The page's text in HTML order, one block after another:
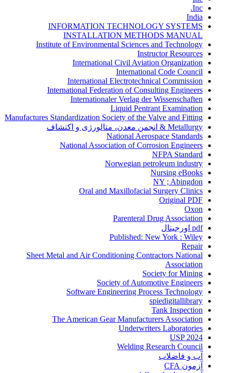
Inc.
India
INFORMATION TECHNOLOGY SYSTEMS
INSTALLATION METHODS MANUAL
Institute of Environmental Sciences and Technology
Instructor Resources
International Civil Aviation Organization
International Code Council
International Electrotechnical Commission
International Federation of Consulting Engineers
Internationaler Verlag der Wissenschaften
Liquid Pentrant Examination
Manufactures Standardization Society of the Valve and Fitting
Metallurgy & انجمن معدن، متالورژی و اکتشاف
National Aerospace Standards
National Association of Corrosion Engineers
NFPA Standard
Norwegian petroleum industry
Nursing eBooks
NY ; Abingdon
Oral and Maxillofacial Surgery Clinics
Original PDF
Oxon
Parenteral Drug Association
pdf اورجینال
Published: New York : Wiley
Repair
Sheet Metal and Air Conditioning Contractors National
Association
Society for Mining
Society of Automotive Engineers
Software Engineering Process Technology
spiedigitallibrary
Tank Inspection
The American Gear Manufacturers Association
Underwriters Laboratories
USP 2024
Welding Research Council
آب و فاضلاب
آزمون CFA